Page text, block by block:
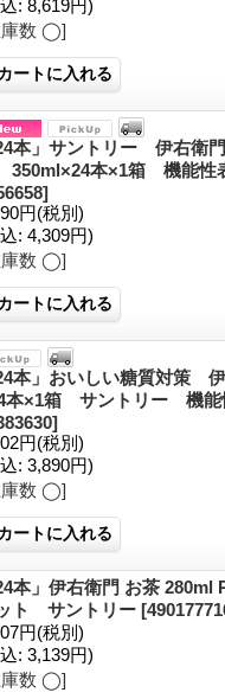
: 8,619円)
庫数 ◯]
24本」サントリー 伊右衛
本×1箱 機能性
円(税別)
: 4,309円)
庫数 ◯]
24本」おいしい糖質対策
本×1箱 サントリー 機能
円(税別)
: 3,890円)
庫数 ◯]
24本」伊右衛門 お茶 280ml
ト サントリー
円(税別)
: 3,139円)
庫数 ◯]